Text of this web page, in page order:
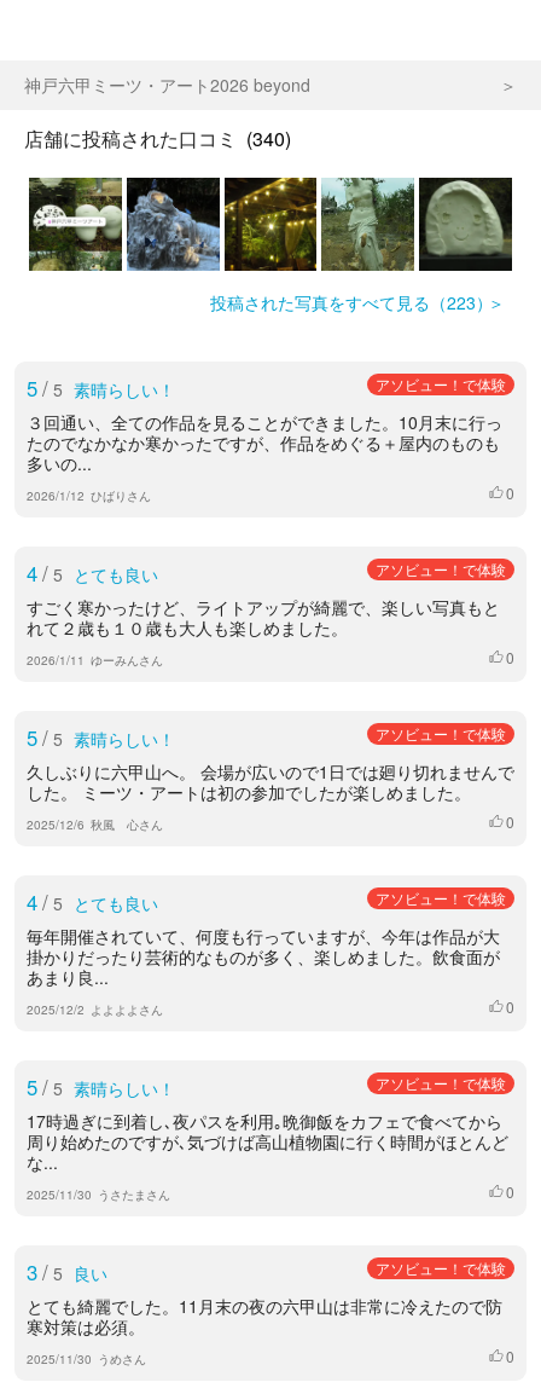
神戸六甲ミーツ・アート2026 beyond
店舗に投稿された口コミ (340)
投稿された写真をすべて見る（223）
5/ 5 素晴らしい！ アソビュー！で体験
３回通い、全ての作品を見ることができました。10月末に行っ
たのでなかなか寒かったですが、作品をめぐる＋屋内のものも
多いの...
2026/1/12 ひばりさん いいね
0
4/ 5 とても良い アソビュー！で体験
すごく寒かったけど、ライトアップが綺麗で、楽しい写真もと
れて２歳も１０歳も大人も楽しめました。
2026/1/11 ゆーみんさん いいね
0
5/ 5 素晴らしい！ アソビュー！で体験
久しぶりに六甲山へ。 会場が広いので1日では廻り切れませんで
した。 ミーツ・アートは初の参加でしたが楽しめました。
2025/12/6 秋風 心さん いいね
0
4/ 5 とても良い アソビュー！で体験
毎年開催されていて、何度も行っていますが、今年は作品が大
掛かりだったり芸術的なものが多く、楽しめました。飲食面が
あまり良...
2025/12/2 よよよよさん いいね
0
5/ 5 素晴らしい！ アソビュー！で体験
17時過ぎに到着し､夜パスを利用｡晩御飯をカフェで食べてから
周り始めたのですが､気づけば高山植物園に行く時間がほとんど
な...
2025/11/30 うさたまさん いいね
0
3/ 5 良い アソビュー！で体験
とても綺麗でした。11月末の夜の六甲山は非常に冷えたので防
寒対策は必須。
2025/11/30 うめさん いいね
0